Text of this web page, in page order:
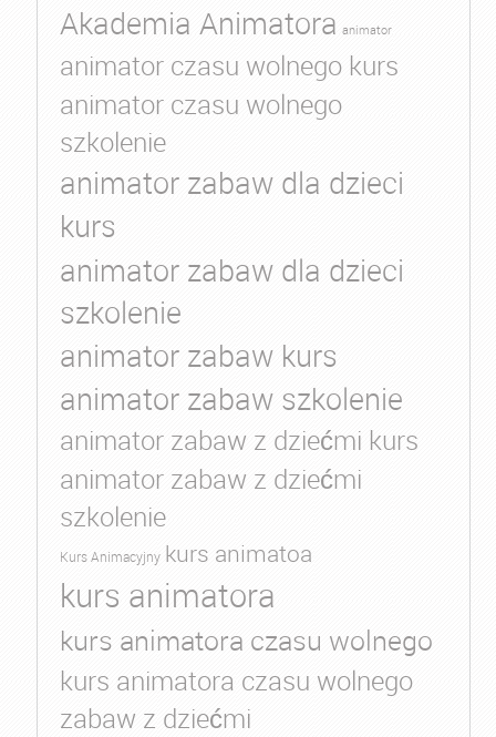
Akademia Animatora animator
animator czasu wolnego kurs
animator czasu wolnego
szkolenie
animator zabaw dla dzieci
kurs
animator zabaw dla dzieci
szkolenie
animator zabaw kurs
animator zabaw szkolenie
animator zabaw z dziećmi kurs
animator zabaw z dziećmi
szkolenie
Kurs Animacyjny kurs animatoa
kurs animatora
kurs animatora czasu wolnego
kurs animatora czasu wolnego
zabaw z dziećmi